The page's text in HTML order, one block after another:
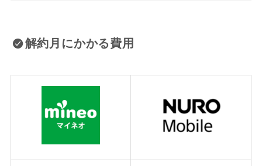
解約月にかかる費用